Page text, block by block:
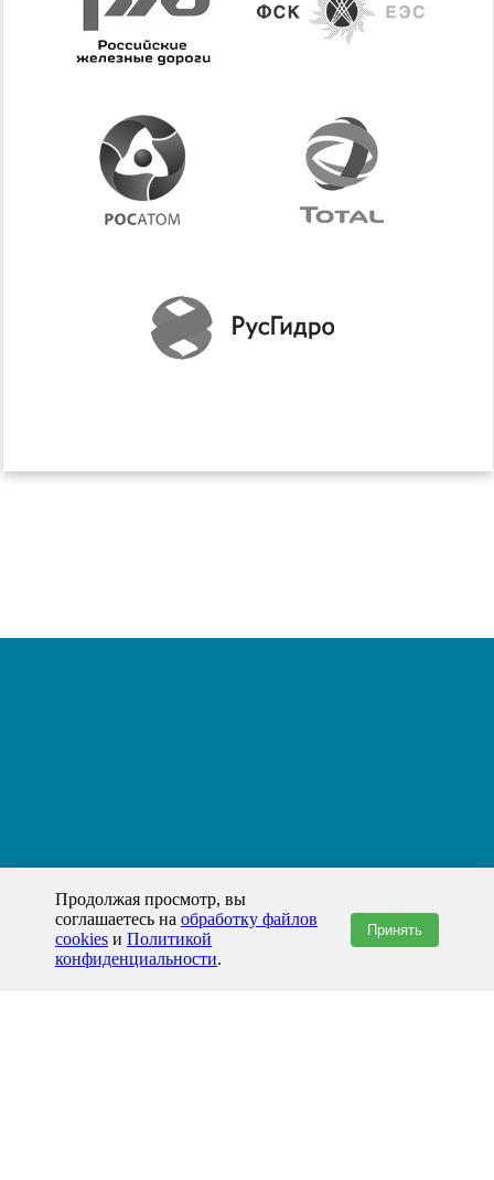
Продолжая просмотр, вы
соглашаетесь на обработку файлов
cookies и Политикой
конфиденциальности.
Принять